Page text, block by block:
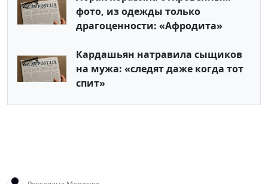
фото, из одежды только
драгоценности: «Афродита»
Кардашьян натравила сыщиков
на мужа: «следят даже когда тот
спит»